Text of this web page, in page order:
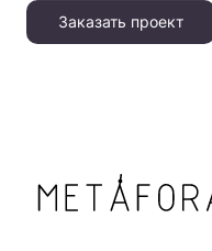
Заказать проект